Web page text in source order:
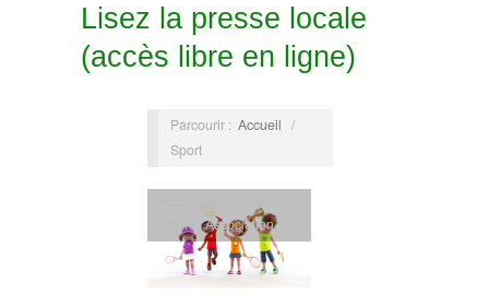
Lisez la presse locale
(accès libre en ligne)
Parcourir : Accueil /
Sport
Actualités sport et
nature ,Association,
Informations village,
Vie associative